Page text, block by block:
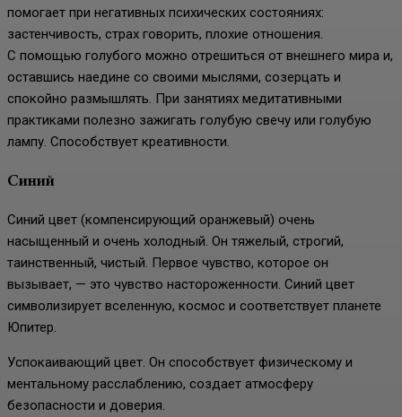
помогает при негативных психических состояниях:
застенчивость, страх говорить, плохие отношения.
С помощью голубого можно отрешиться от внешнего мира и,
оставшись наедине со своими мыслями, созерцать и
спокойно размышлять. При занятиях медитативными
практиками полезно зажигать голубую свечу или голубую
лампу. Способствует креативности.
Синий
Синий цвет (компенсирующий оранжевый) очень
насыщенный и очень холодный. Он тяжелый, строгий,
таинственный, чистый. Первое чувство, которое он
вызывает, — это чувство настороженности. Синий цвет
символизирует вселенную, космос и соответствует планете
Юпитер.
Успокаивающий цвет. Он способствует физическому и
ментальному расслаблению, создает атмосферу
безопасности и доверия.